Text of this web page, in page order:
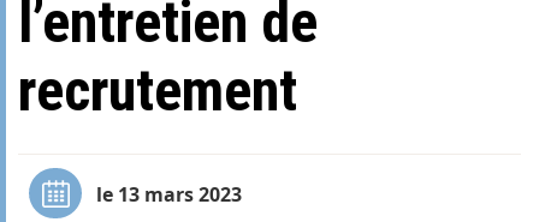
l’entretien de
recrutement
le 13 mars 2023